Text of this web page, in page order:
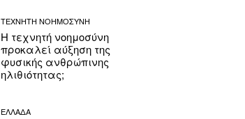
ΤΕΧΝΗΤΗ ΝΟΗΜΟΣΥΝΗ
Η τεχνητή νοημοσύνη
προκαλεί αύξηση της
φυσικής ανθρώπινης
ηλιθιότητας;
ΕΛΛΑΔΑ